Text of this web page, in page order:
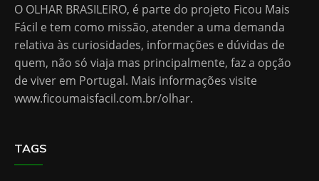
O OLHAR BRASILEIRO, é parte do projeto Ficou Mais
Fácil e tem como missão, atender a uma demanda
relativa às curiosidades, informações e dúvidas de
quem, não só viaja mas principalmente, faz a opção
de viver em Portugal. Mais informações visite
www.ficoumaisfacil.com.br/olhar.
TAGS